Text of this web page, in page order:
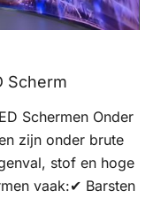
Scherm
Schermen Onder
zijn onder brute
stof en hoge
vaak:✔ Barsten